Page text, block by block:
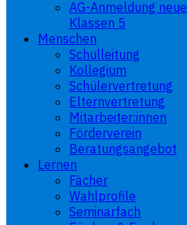
AG-Anmeldung neue
Klassen 5
Menschen
Schulleitung
Kollegium
Schülervertretung
Elternvertretung
Mitarbeiter:innen
Förderverein
Beratungsangebot
Lernen
Fächer
Wahlprofile
Seminarfach